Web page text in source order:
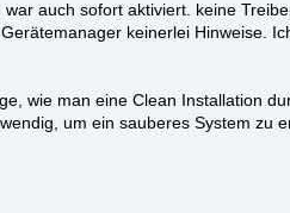
auch sofort aktiviert. keine
keinerlei Hinweise.
wie man eine Clean Installation
um ein sauberes System zu